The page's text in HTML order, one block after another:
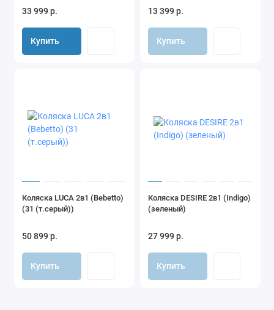
33 999 р.
Купить
13 399 р.
Купить
Коляска LUCA 2в1 (Bebetto)
(31 (т.серый))
50 899 р.
Купить
Коляска DESIRE 2в1 (Indigo)
(зеленый)
27 999 р.
Купить